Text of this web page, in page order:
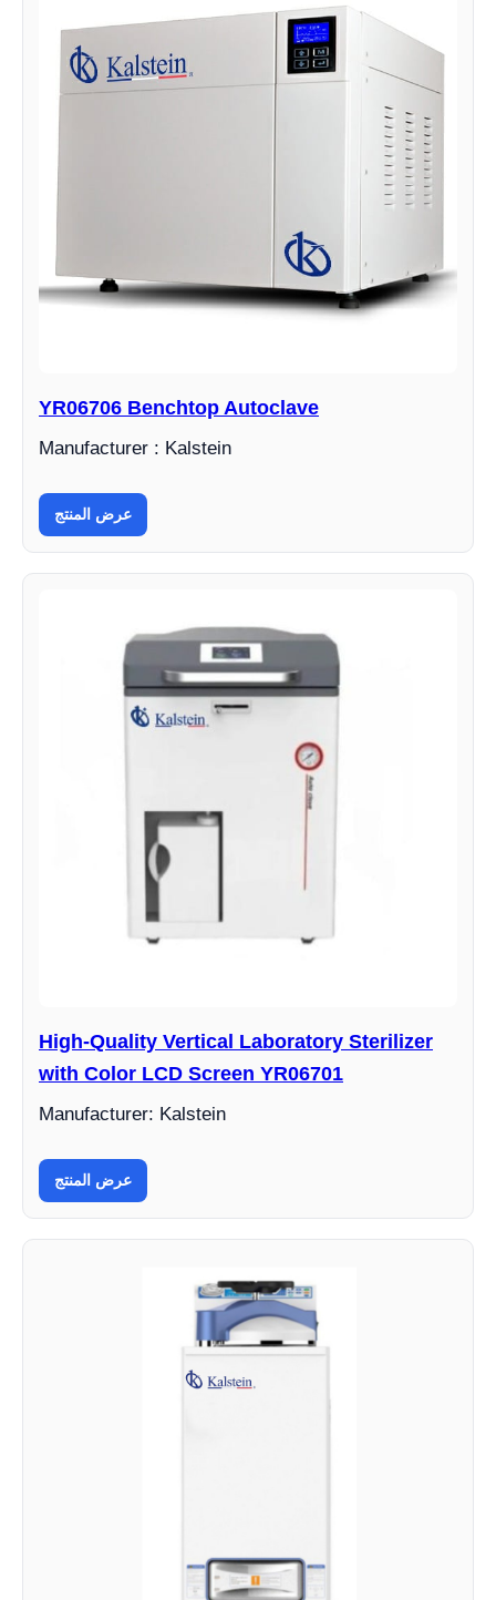
YR06706 Benchtop Autoclave
Manufacturer : Kalstein
عرض المنتج
High-Quality Vertical Laboratory Sterilizer
with Color LCD Screen YR06701
Manufacturer: Kalstein
عرض المنتج